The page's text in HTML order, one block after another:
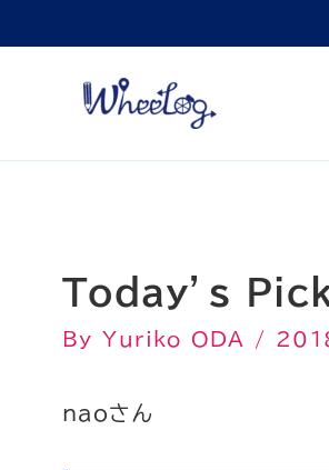
容
キ
Today’s
ByYuriko ODA /
naoさん